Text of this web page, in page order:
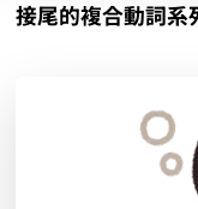
接尾的複合動詞系